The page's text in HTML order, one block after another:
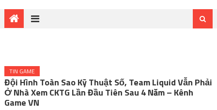
TIN GAME
Đội Hình Toàn Sao Kỹ Thuật Số, Team Liquid Vẫn Phải
Ở Nhà Xem CKTG Lần Đầu Tiên Sau 4 Năm – Kênh
Game VN